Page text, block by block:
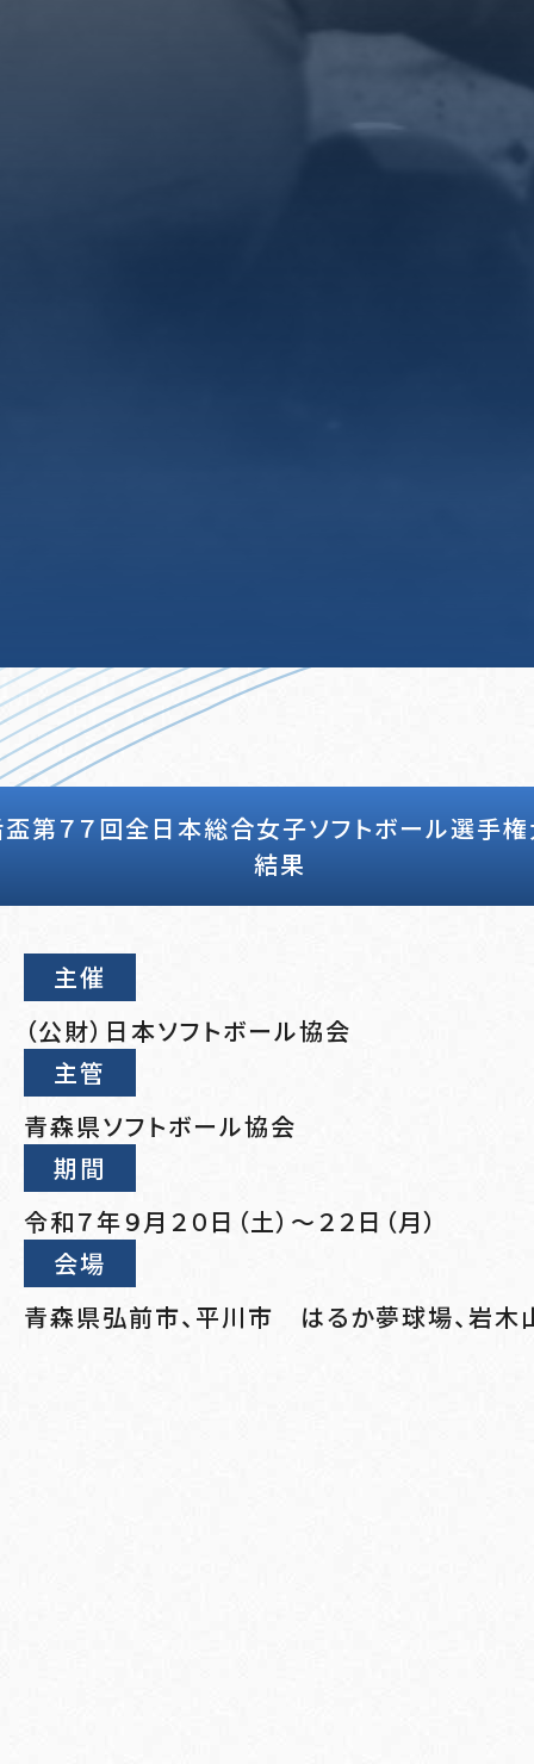
第７７回全日本総合女子ソフトボール選手
結果
主催
（公財）日本ソフトボール協会
主管
青森県ソフトボール協会
期間
令和７年９月２０日（土）～２２日（月）
会場
青森県弘前市、平川市 はるか夢球場、岩